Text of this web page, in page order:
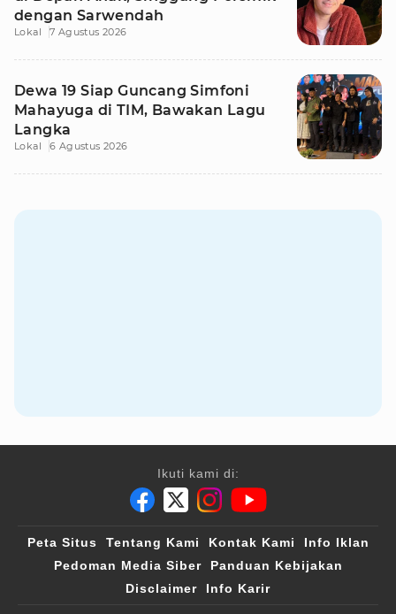
dengan Sarwendah
Lokal 7 Agustus 2026
Dewa 19 Siap Guncang Simfoni
Mahayuga di TIM, Bawakan Lagu
Langka
Lokal 6 Agustus 2026
Ikuti kami di:
Peta Situs Tentang Kami Kontak Kami
Info Iklan
Pedoman Media Siber
Panduan Kebijakan
Disclaimer
Info Karir